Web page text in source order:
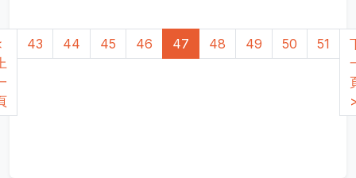
43 44 45 46 47 48 49 50 51